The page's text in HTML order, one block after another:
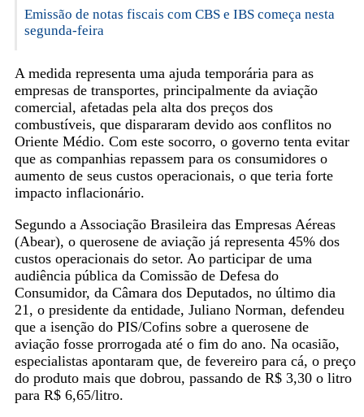
Emissão de notas fiscais com CBS e IBS começa nesta
segunda-feira
A medida representa uma ajuda temporária para as
empresas de transportes, principalmente da aviação
comercial, afetadas pela alta dos preços dos
combustíveis, que dispararam devido aos conflitos no
Oriente Médio. Com este socorro, o governo tenta evitar
que as companhias repassem para os consumidores o
aumento de seus custos operacionais, o que teria forte
impacto inflacionário.
Segundo a Associação Brasileira das Empresas Aéreas
(Abear), o querosene de aviação já representa 45% dos
custos operacionais do setor. Ao participar de uma
audiência pública da Comissão de Defesa do
Consumidor, da Câmara dos Deputados, no último dia
21, o presidente da entidade, Juliano Norman, defendeu
que a isenção do PIS/Cofins sobre a querosene de
aviação fosse prorrogada até o fim do ano. Na ocasião,
especialistas apontaram que, de fevereiro para cá, o preço
do produto mais que dobrou, passando de R$ 3,30 o litro
para R$ 6,65/litro.